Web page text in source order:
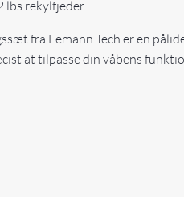
lbs rekylfjeder
fra Eemann Tech er en
at tilpasse din våbens